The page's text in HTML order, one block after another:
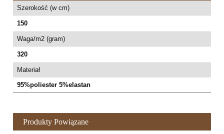
Szerokość (w cm)
150
Waga/m2 (gram)
320
Materiał
95%poliester 5%elastan
Produkty Powiązane